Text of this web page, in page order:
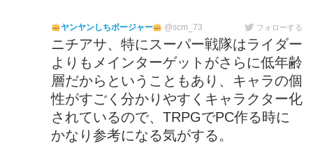
ヤンヤンしちボージャー @scm_73 フォローする
ニチアサ、特にスーパー戦隊はライダー
よりもメインターゲットがさらに低年齢
層だからということもあり、キャラの個
性がすごく分かりやすくキャラクター化
されているので、TRPGでPC作る時に
かなり参考になる気がする。